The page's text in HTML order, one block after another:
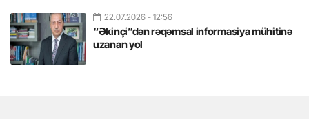
22.07.2026 - 12:56
“Əkinçi”dən rəqəmsal informasiya mühitinə
uzanan yol